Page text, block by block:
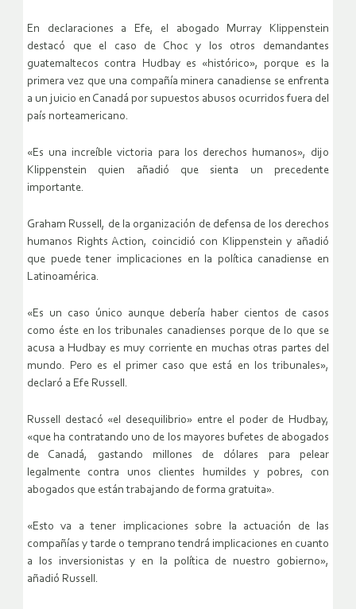
En declaraciones a Efe, el abogado Murray Klippenstein
destacó que el caso de Choc y los otros demandantes
guatemaltecos contra Hudbay es «histórico», porque es la
primera vez que una compañía minera canadiense se enfrenta
a un juicio en Canadá por supuestos abusos ocurridos fuera del
país norteamericano.
«Es una increíble victoria para los derechos humanos», dijo
Klippenstein quien añadió que sienta un precedente
importante.
Graham Russell, de la organización de defensa de los derechos
humanos Rights Action, coincidió con Klippenstein y añadió
que puede tener implicaciones en la política canadiense en
Latinoamérica.
«Es un caso único aunque debería haber cientos de casos
como éste en los tribunales canadienses porque de lo que se
acusa a Hudbay es muy corriente en muchas otras partes del
mundo. Pero es el primer caso que está en los tribunales»,
declaró a Efe Russell.
Russell destacó «el desequilibrio» entre el poder de Hudbay,
«que ha contratando uno de los mayores bufetes de abogados
de Canadá, gastando millones de dólares para pelear
legalmente contra unos clientes humildes y pobres, con
abogados que están trabajando de forma gratuita».
«Esto va a tener implicaciones sobre la actuación de las
compañías y tarde o temprano tendrá implicaciones en cuanto
a los inversionistas y en la política de nuestro gobierno»,
añadió Russell.